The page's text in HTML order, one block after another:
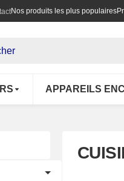
Nos produits les plus populaires
APPAREILS